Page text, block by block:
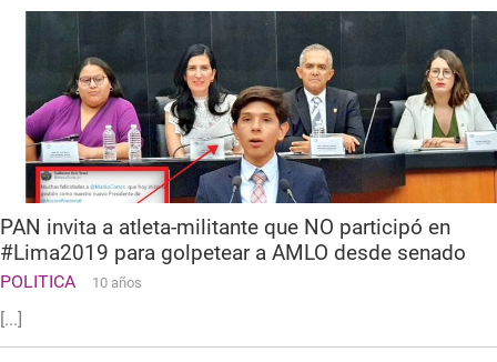
PAN invita a atleta-militante que NO participó en
#Lima2019 para golpetear a AMLO desde senado
POLITICA 10 años
[...]